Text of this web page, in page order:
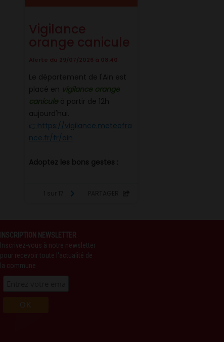
INSCRIPTION NEWSLETTER
Inscrivez-vous à notre newsletter
pour recevoir toute l'actualité de
la commune